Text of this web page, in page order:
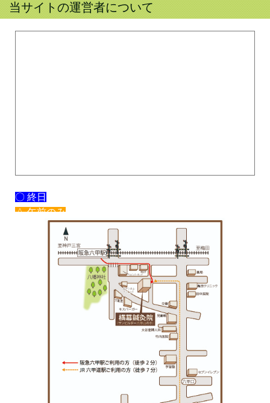
当サイトの運営者について
〇 終日
△ 午前のみ